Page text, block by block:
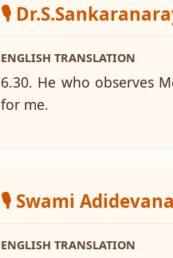
🎙️
ENGLISH TRANSLATION
6.30. He who observes
for me.
🎙️ Swami
ENGLISH TRANSLATION